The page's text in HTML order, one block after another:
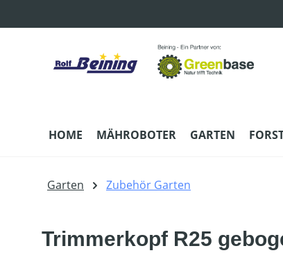
HOME MÄHROBOTER GARTEN
Garten Zubehör Garten
Trimmerkopf R25